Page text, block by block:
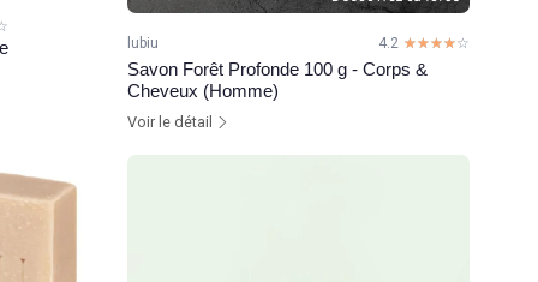
lubiu 4.2 ☆☆☆☆☆
★★★★★
Savon Forêt Profonde 100 g - Corps &
Cheveux (Homme)
Voir le détail